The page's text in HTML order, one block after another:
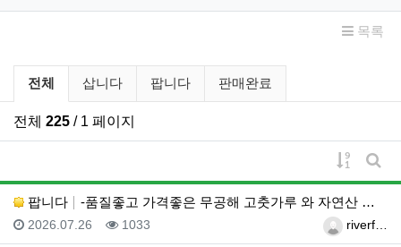
목록
벼룩시장 분류 목록
전체 삽니다 팝니다 판매완료
전체 225 / 1 페이지
게시물
게
팝니다
-품질좋고 가격좋은 무공해 고춧가루 와 자연산 생꿀-
등록자riverf…
등록일
2026.07.26 조회
1033